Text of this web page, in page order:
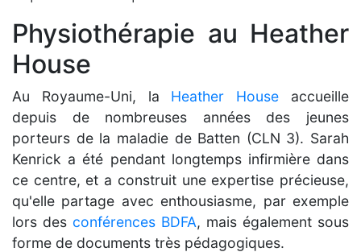
Physiothérapie au Heather
House
Au Royaume-Uni, la Heather House accueille
depuis de nombreuses années des jeunes
porteurs de la maladie de Batten (CLN 3). Sarah
Kenrick a été pendant longtemps infirmière dans
ce centre, et a construit une expertise précieuse,
qu'elle partage avec enthousiasme, par exemple
lors des conférences BDFA, mais également sous
forme de documents très pédagogiques.